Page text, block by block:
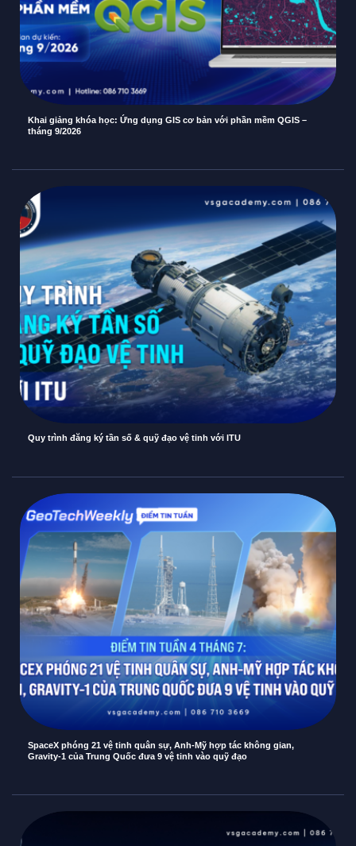
Khai giảng khóa học: Ứng dụng GIS cơ bản với phần mềm QGIS –
tháng 9/2026
Quy trình đăng ký tần số & quỹ đạo vệ tinh với ITU
SpaceX phóng 21 vệ tinh quân sự, Anh-Mỹ hợp tác không gian,
Gravity-1 của Trung Quốc đưa 9 vệ tinh vào quỹ đạo